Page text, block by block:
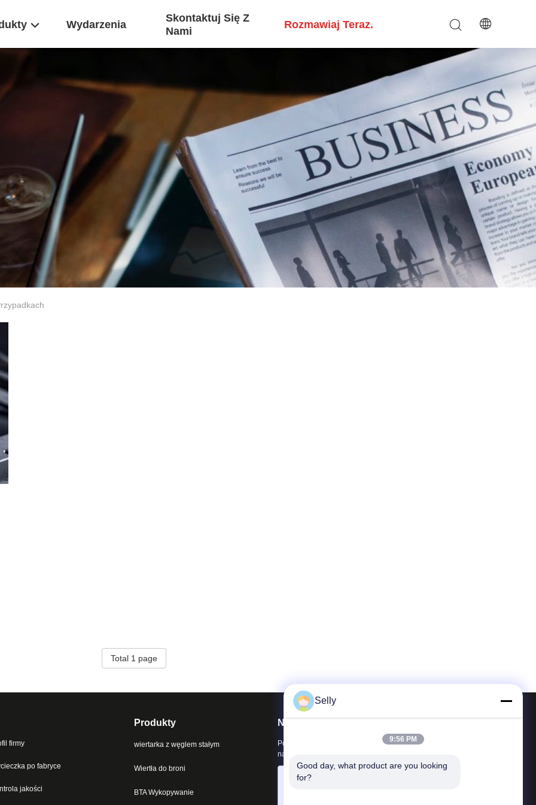
Wydarzenia
Skontaktuj Się Z
Nami
Rozmawiaj Teraz.
Total 1 page
firmy
po fabryce
jakości
Produkty
wiertarka z węglem stałym
Wiertła do broni
BTA Wykopywanie
Napisz do nas
Poinformuj nas o swoich wymaganiach. Połączymy z Tobą
najlepsze produkty.
Selly
9:56 PM
Good day, what product are you looking
for?